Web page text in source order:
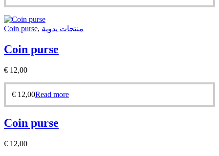
Coin purse, منتجات يدوية
Coin purse
€ 12,00
€ 12,00Read more
Coin purse
€ 12,00